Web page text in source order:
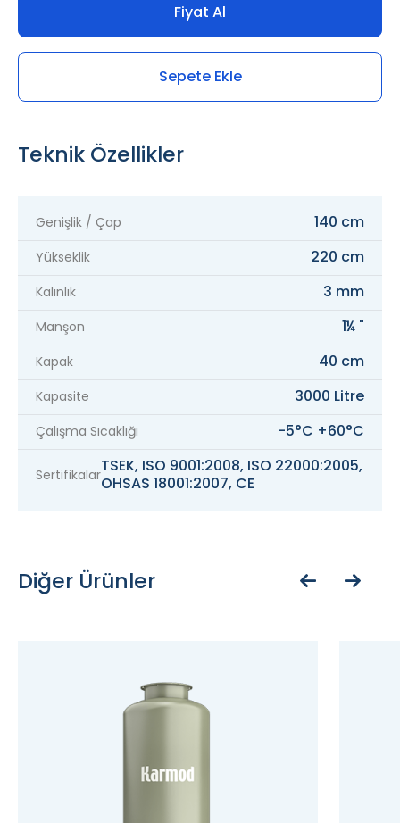
Fiyat Al
Sepete Ekle
Teknik Özellikler
Genişlik / Çap 140 cm
Yükseklik 220 cm
Kalınlık 3 mm
Manşon 1¼ "
Kapak 40 cm
Kapasite 3000 Litre
Çalışma Sıcaklığı -5°C +60°C
SertifikalarTSEK, ISO 9001:2008, ISO 22000:2005,
OHSAS 18001:2007, CE
Diğer Ürünler